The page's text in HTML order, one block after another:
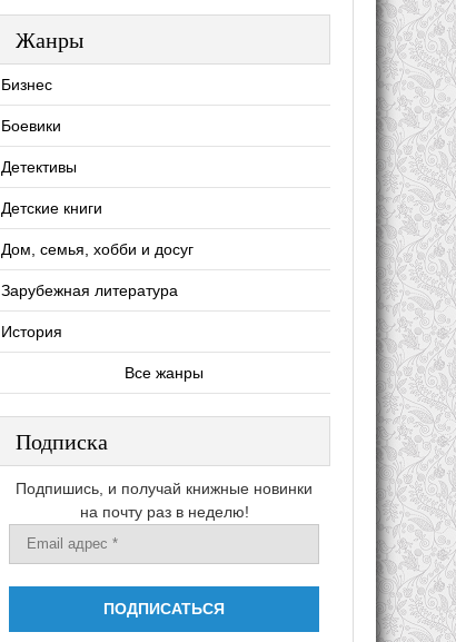
Жанры
Бизнес
Боевики
Детективы
Детские книги
Дом, семья, хобби и досуг
Зарубежная литература
История
Все жанры
Подписка
Подпишись, и получай книжные новинки
на почту раз в неделю!